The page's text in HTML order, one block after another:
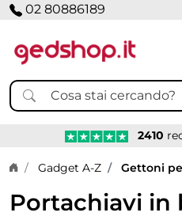
02 80886189
2410
Home page
Gadget A-Z Gettoni
Portachiavi in